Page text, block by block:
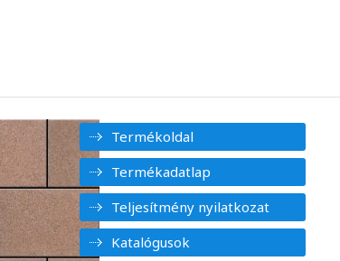
Termékoldal
Termékadatlap
Teljesítmény nyilatkozat
Katalógusok